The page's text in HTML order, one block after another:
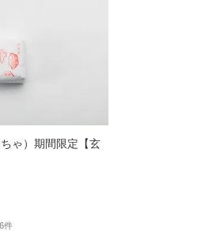
ゃ）期間限定【玄
6件